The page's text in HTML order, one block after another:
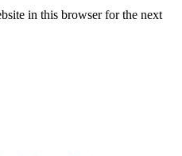
in this browser for the next